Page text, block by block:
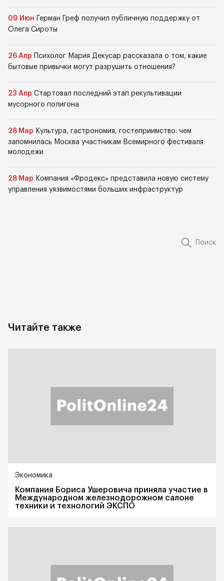
09 Июн
Герман Греф получил публичную поддержку от
Олега Сироты
26 Апр
Психолог Мария Декусар рассказала о том, какие
бытовые привычки могут разрушить отношения?
23 Апр Стартовал последний этап рекультивации
мусорного полигона
28 Мар Культура, гастрономия, гостеприимство: чем
запомнилась Москва участникам Всемирного фестиваля
молодежи
28 Мар Компания «Фродекс» представила новую систему
управления уязвимостями больших инфраструктур
Поиск
Читайте также
Экономика
Компания Бориса Ушеровича приняла участие в
Международном железнодорожном салоне
техники и технологий ЭКСПО